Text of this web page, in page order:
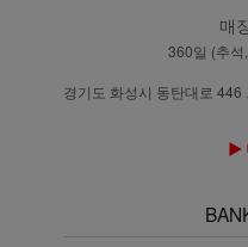
매
360일 (추
경기도 화성시 동탄대로